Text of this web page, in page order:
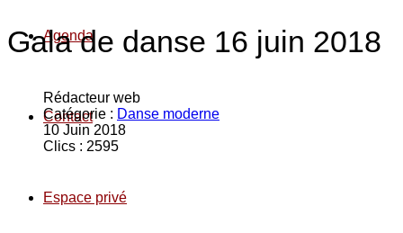
Agenda
Contact
Espace privé
Gala de danse 16 juin 2018
Rédacteur web
Catégorie : Danse moderne
10 Juin 2018
Clics : 2595